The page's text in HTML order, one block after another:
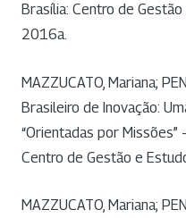
Brasília: Centro de
2016a.
MAZZUCATO, Mariana;
Brasileiro de Inovação:
“Orientadas por Missões”
Centro de Gestão e
MAZZUCATO, Mariana;